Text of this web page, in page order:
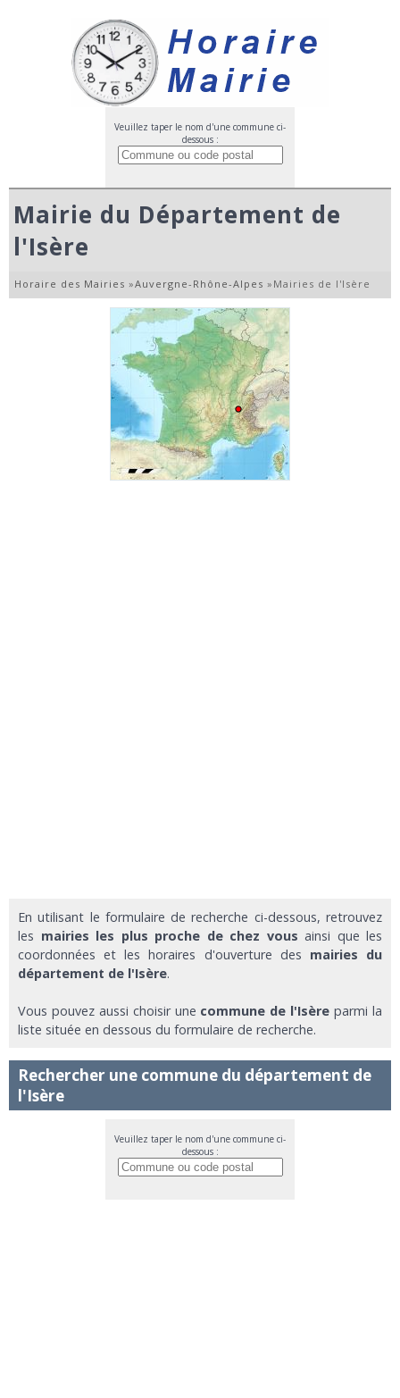
Veuillez taper le nom d'une commune ci-
dessous :
Mairie du Département de
l'Isère
Horaire des Mairies »Auvergne-Rhône-Alpes » Mairies de l'Isère
En utilisant le formulaire de recherche ci-dessous, retrouvez
les mairies les plus proche de chez vous ainsi que les
coordonnées et les horaires d'ouverture des mairies du
département de l'Isère.
Vous pouvez aussi choisir une commune de l'Isère parmi la
liste située en dessous du formulaire de recherche.
Rechercher une commune du département de
l'Isère
Veuillez taper le nom d'une commune ci-
dessous :